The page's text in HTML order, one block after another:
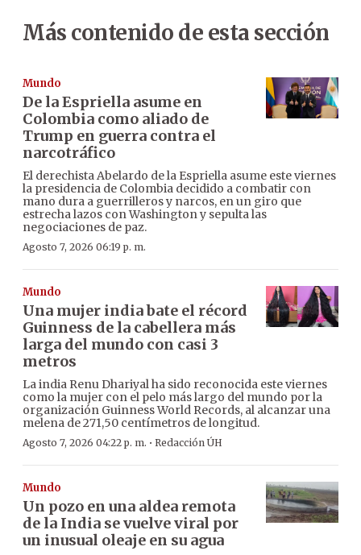
Más contenido de esta sección
Mundo
De la Espriella asume en
Colombia como aliado de
Trump en guerra contra el
narcotráfico
El derechista Abelardo de la Espriella asume este viernes
la presidencia de Colombia decidido a combatir con
mano dura a guerrilleros y narcos, en un giro que
estrecha lazos con Washington y sepulta las
negociaciones de paz.
Agosto 7, 2026 06:19 p. m.
Mundo
Una mujer india bate el récord
Guinness de la cabellera más
larga del mundo con casi 3
metros
La india Renu Dhariyal ha sido reconocida este viernes
como la mujer con el pelo más largo del mundo por la
organización Guinness World Records, al alcanzar una
melena de 271,50 centímetros de longitud.
Agosto 7, 2026 04:22 p. m. · Redacción ÚH
Mundo
Un pozo en una aldea remota
de la India se vuelve viral por
un inusual oleaje en su agua